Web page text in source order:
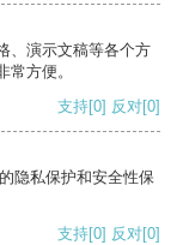
、演示文稿等各个方
方便。
支持[0] 反对[0]
隐私保护和安全性保
支持[0] 反对[0]